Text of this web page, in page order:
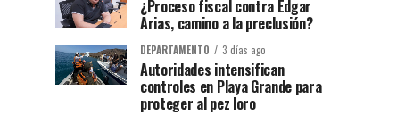
¿Proceso fiscal contra Edgar
Arias, camino a la preclusión?
DEPARTAMENTO 3 días ago
Autoridades intensifican
controles en Playa Grande para
proteger al pez loro